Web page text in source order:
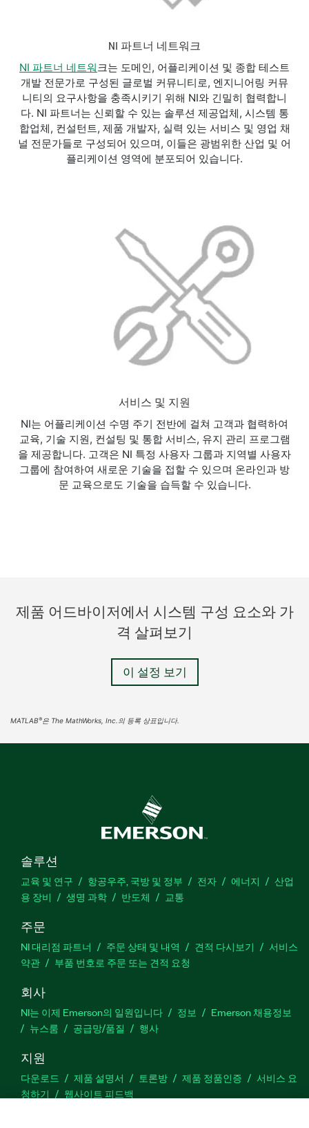
NI 파트너 네트워크
NI 파트너 네트워크는 도메인, 어플리케이션 및 종합 테스트
개발 전문가로 구성된 글로벌 커뮤니티로, 엔지니어링 커뮤
니티의 요구사항을 충족시키기 위해 NI와 긴밀히 협력합니
다. NI 파트너는 신뢰할 수 있는 솔루션 제공업체, 시스템 통
합업체, 컨설턴트, 제품 개발자, 실력 있는 서비스 및 영업 채
널 전문가들로 구성되어 있으며, 이들은 광범위한 산업 및 어
플리케이션 영역에 분포되어 있습니다.
서비스 및 지원
NI는 어플리케이션 수명 주기 전반에 걸쳐 고객과 협력하여
교육, 기술 지원, 컨설팅 및 통합 서비스, 유지 관리 프로그램
을 제공합니다. 고객은 NI 특정 사용자 그룹과 지역별 사용자
그룹에 참여하여 새로운 기술을 접할 수 있으며 온라인과 방
문 교육으로도 기술을 습득할 수 있습니다.
제품 어드바이저에서 시스템 구성 요소와 가
격 살펴보기
이 설정 보기
MATLAB®은 The MathWorks, Inc.의 등록 상표입니다.
솔루션
교육 및 연구 항공우주, 국방 및 정부 전자 에너지
산업
용 장비
생명 과학 반도체 교통
주문
NI 대리점 파트너 주문 상태 및 내역 견적 다시보기
서비스
약관
부품 번호로 주문 또는 견적 요청
회사
NI는 이제 Emerson의 일원입니다 정보
Emerson 채용정보
뉴스룸
공급망/품질 행사
지원
다운로드 제품 설명서 토론방 제품 정품인증
서비스 요
청하기
웹사이트 피드백